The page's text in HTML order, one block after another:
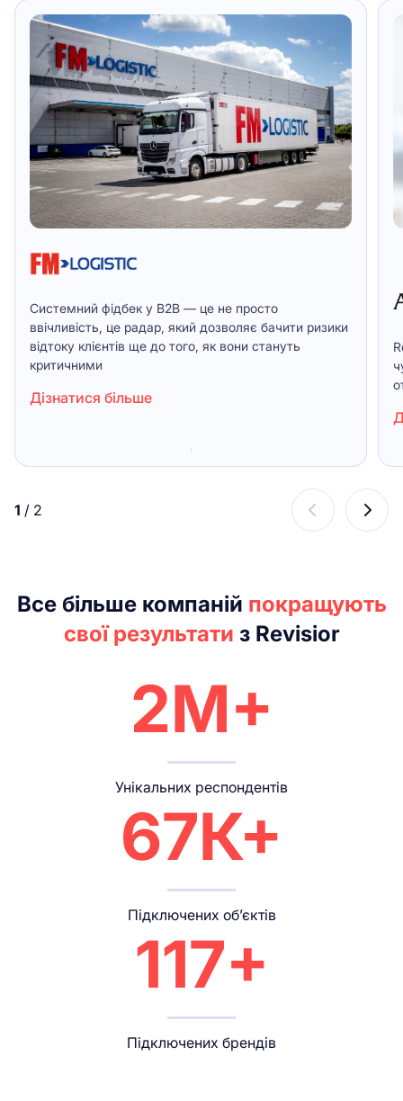
1 / 2
Системний фідбек у B2B — це не просто
ввічливість, це радар, який дозволяє бачити ризики
відтоку клієнтів ще до того, як вони стануть
критичними
Дізнатися більше
Все більше компаній покращують
свої результати з Revisior
2М+
Унікальних респондентів
67К+
Підключених об’єктів
117+
Підключених брендів